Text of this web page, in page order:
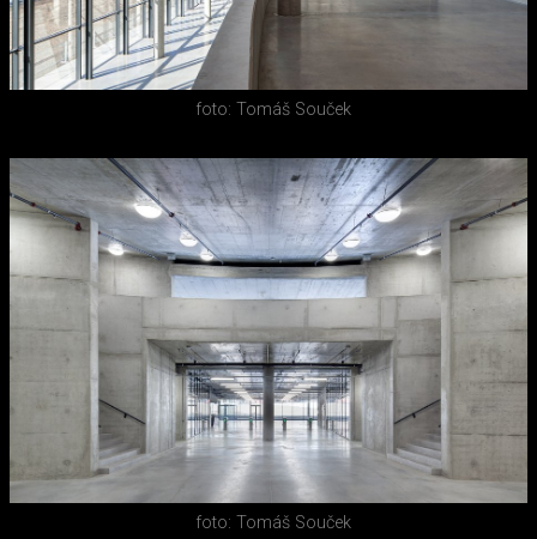
foto: Tomáš Souček
foto: Tomáš Souček